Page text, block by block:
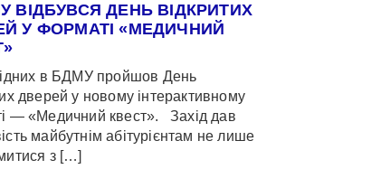
ВІДБУВСЯ ДЕНЬ ВІДКРИТИХ
У ФОРМАТІ «МЕДИЧНИЙ
в БДМУ пройшов День
дверей у новому інтерактивному
— «Медичний квест». Захід дав
майбутнім абітурієнтам не лише
з […]